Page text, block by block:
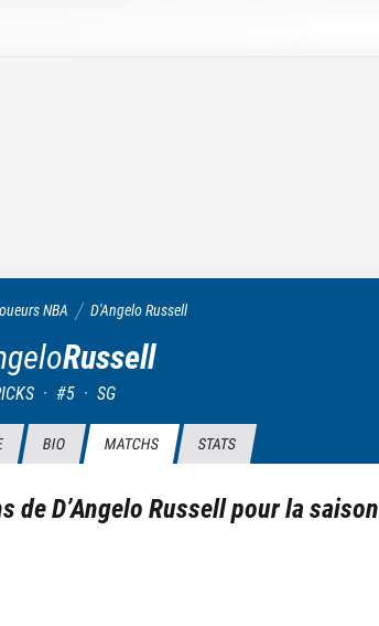
Actu NBA
NBA D'AngeloRussell
Russell
· #5 · SG
BIO MATCHS STATS
deD’Angelo Russellpour la saison